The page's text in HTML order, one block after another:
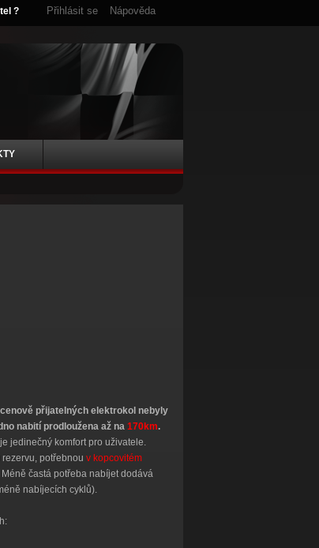
? Přihlásit se Nápověda
přijatelných elektrokol nebyly
nabití prodloužena až na 170km.
jedinečný komfort pro uživatele.
potřebnou v kopcovitém
častá potřeba nabíjet dodává
nabíjecích cyklů).